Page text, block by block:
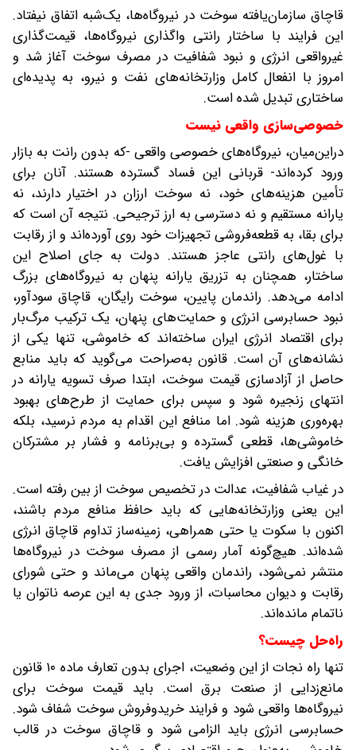
قاچاق سازمان‌یافته سوخت در نیروگاه‌ها، یک‌شبه اتفاق نیفتاد.
این فرایند با ساختار رانتی واگذاری نیروگاه‌ها، قیمت‌گذاری
غیرواقعی انرژی و نبود شفافیت در مصرف سوخت آغاز شد و
امروز با انفعال کامل وزارتخانه‌های نفت و نیرو، به پدیده‌ای
ساختاری تبدیل شده است.
خصوصی‌سازی واقعی نیست
در‌این‌میان، نیروگاه‌های خصوصی واقعی -که بدون رانت به بازار
ورود کرده‌اند- قربانی این فساد گسترده هستند. آنان برای
تأمین هزینه‌های خود، نه سوخت ارزان در اختیار دارند، نه
یارانه مستقیم و نه دسترسی به ارز ترجیحی. نتیجه آن است که
برای بقا، به قطعه‌فروشی تجهیزات خود روی آورده‌اند و از رقابت
با غول‌های رانتی عاجز هستند. دولت به‌ جای اصلاح این
ساختار، همچنان به تزریق یارانه پنهان به نیروگاه‌های بزرگ
ادامه می‌دهد. راندمان پایین، سوخت رایگان، قاچاق سودآور،
نبود حسابرسی انرژی و حمایت‌های پنهان، یک ترکیب مرگ‌بار
برای اقتصاد انرژی ایران ساخته‌اند که خاموشی، تنها یکی از
نشانه‌های آن است. قانون به‌صراحت می‌گوید که باید منابع
حاصل از آزادسازی قیمت سوخت، ابتدا صرف تسویه یارانه در
انتهای زنجیره شود و سپس برای حمایت از طرح‌های بهبود
بهره‌وری هزینه شود. اما منافع این اقدام به مردم نرسید، بلکه
خاموشی‌ها، قطعی گسترده و بی‌برنامه و فشار بر مشترکان
خانگی و صنعتی افزایش یافت.
در غیاب شفافیت، عدالت در تخصیص سوخت از بین رفته است.
این یعنی وزارتخانه‌هایی که باید حافظ منافع مردم باشند،
اکنون با سکوت یا حتی همراهی، زمینه‌ساز تداوم قاچاق انرژی
شده‌اند. هیچ‌گونه آمار رسمی از مصرف سوخت در نیروگاه‌ها
منتشر نمی‌شود، راندمان واقعی پنهان می‌ماند و حتی شورای
رقابت و دیوان محاسبات، از ورود جدی به این عرصه ناتوان یا
ناتمام مانده‌اند.
راه‌حل چیست؟
تنها راه نجات از این وضعیت، اجرای بدون تعارف ماده ۱۰ قانون
مانع‌زدایی از صنعت برق است. باید قیمت سوخت برای
نیروگاه‌ها واقعی شود و فرایند خرید‌و‌فروش سوخت شفاف شود.
حسابرسی انرژی باید الزامی شود و قاچاق سوخت در قالب